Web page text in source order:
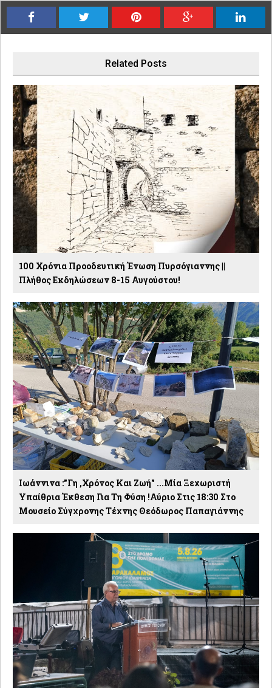
Related Posts
100 Χρόνια Προοδευτική Ένωση Πυρσόγιαννης ||
Πλήθος Εκδηλώσεων 8-15 Αυγούστου!
Ιωάννινα :"Γη ,χρόνος Και Ζωή" ...Μία Ξεχωριστή
Υπαίθρια Έκθεση Για Τη Φύση !Αύριο Στις 18:30 Στο
Μουσείο Σύγχρονης Τέχνης Θεόδωρος Παπαγιάννης